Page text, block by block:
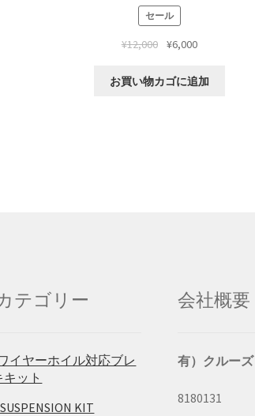
セール
¥12,000 ¥6,000
お買い物カゴに追加
テゴリー
イヤーホイル対応ブレ
キット
KIT
会社概要
有）クルーズ
8180131